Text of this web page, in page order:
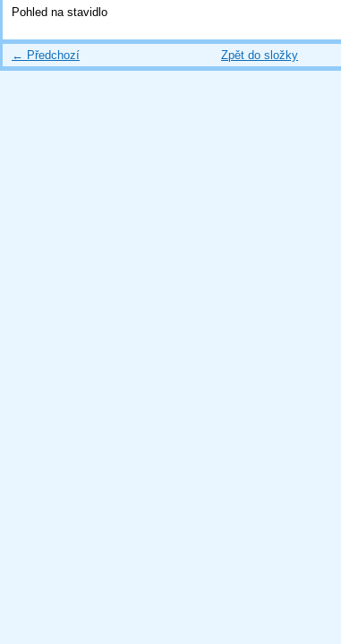
Pohled na stavidlo
← Předchozí Zpět do složky